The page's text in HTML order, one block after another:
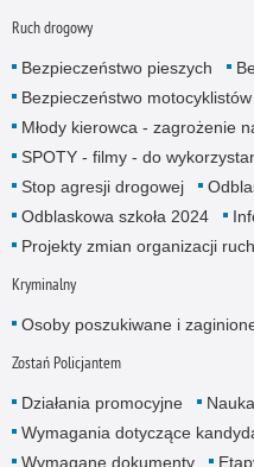
Ruch drogowy
Bezpieczeństwo pieszych
Bezpieczeństwo motocyklistów
Młody kierowca - zagrożenie
SPOTY - filmy - do
Stop agresji drogowej
Odblaskowa szkoła 2024
Projekty zmian organizacji
Kryminalny
Osoby poszukiwane i
Zostań Policjantem
Działania promocyjne
Wymagania dotyczące
Wymagane dokumenty